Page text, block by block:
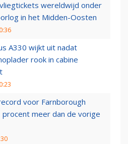
wereldwijd onder
in het Midden-Oosten
A330 wijkt uit nadat
rook in cabine
voor Farnborough
procent meer dan de vorige